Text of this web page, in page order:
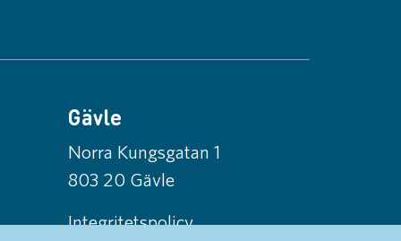
Gävle
Norra Kungsgatan 1
803 20 Gävle
Integritetspolicy